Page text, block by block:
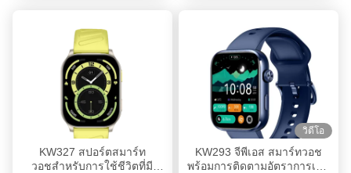
KW327 สปอร์ตสมาร์ท
วอชสําหรับการใช้ชีวิตที่มี
วิดีโอ
KW293 จีพีเอส สมาร์ทวอช
พร้อมการติดตามอัตราการเต้น